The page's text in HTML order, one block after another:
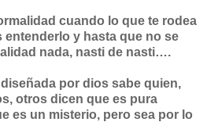
cuando lo que te rodea
entenderlo y hasta que no se
nada, nasti de nasti….
por dios sabe quien,
otros dicen que es pura
es un misterio, pero sea por lo